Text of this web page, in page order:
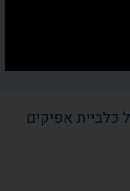
כלביית אפיקים